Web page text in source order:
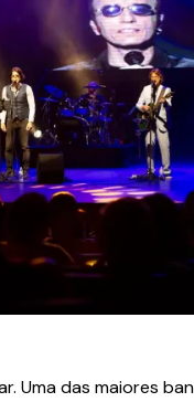
Uma das maiores